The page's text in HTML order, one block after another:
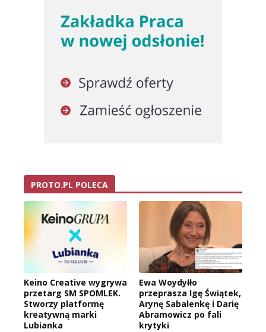
PROTO.PL POLECA
Keino Creative wygrywa
przetarg SM SPOMLEK.
Stworzy platformę
kreatywną marki
Lubianka
Ewa Woydyłło
przeprasza Igę Świątek,
Arynę Sabalenkę i Darię
Abramowicz po fali
krytyki